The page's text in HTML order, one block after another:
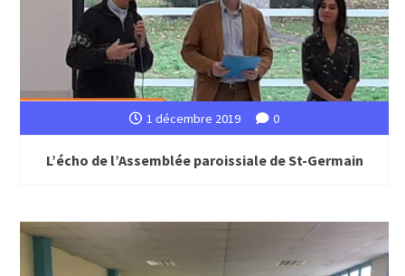
1 décembre 2019 0
L’écho de l’Assemblée paroissiale de St-Germain